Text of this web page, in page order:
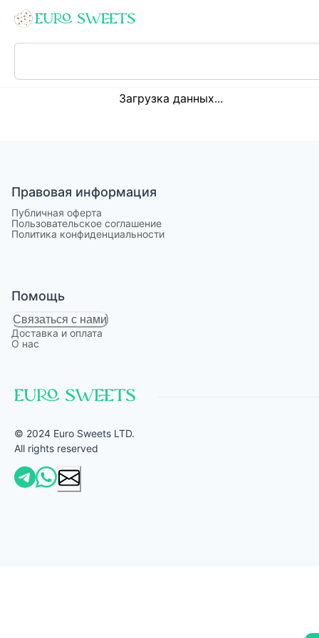
Loading...
Загрузка данных...
Правовая информация
Публичная оферта
Пользовательское соглашение
Политика конфиденциальности
Помощь
Связаться с нами
Доставка и оплата
О нас
© 2024 Euro Sweets LTD.
All rights reserved